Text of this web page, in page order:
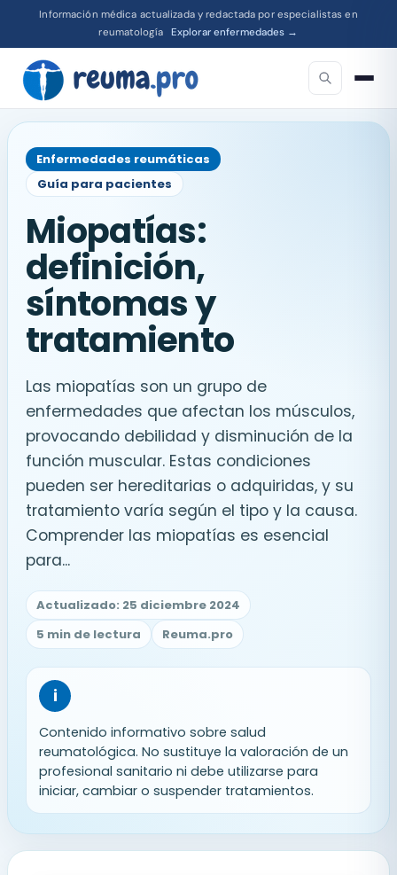
Información médica actualizada y redactada por especialistas en
reumatología Explorar enfermedades →
Enfermedades reumáticas
Guía para pacientes
Miopatías:
definición,
síntomas y
tratamiento
Las miopatías son un grupo de
enfermedades que afectan los músculos,
provocando debilidad y disminución de la
función muscular. Estas condiciones
pueden ser hereditarias o adquiridas, y su
tratamiento varía según el tipo y la causa.
Comprender las miopatías es esencial
para...
Actualizado: 25 diciembre 2024
5 min de lectura
Reuma.pro
i
Contenido informativo sobre salud
reumatológica. No sustituye la valoración de un
profesional sanitario ni debe utilizarse para
iniciar, cambiar o suspender tratamientos.